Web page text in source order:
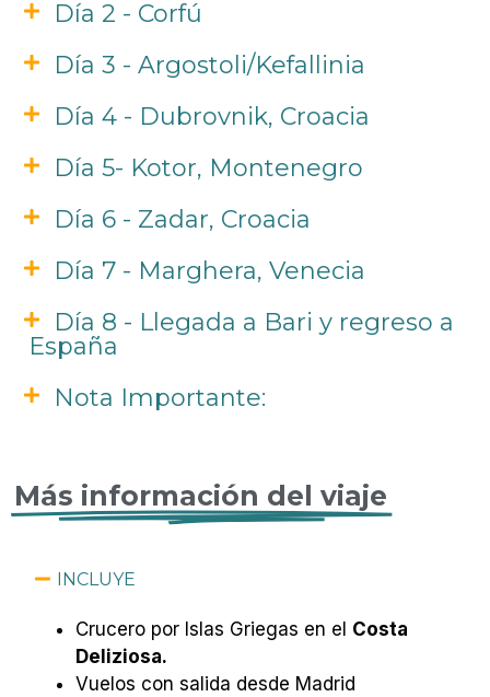
Día 2 - Corfú
Día 3 - Argostoli/Kefallinia
Día 4 - Dubrovnik, Croacia
Día 5- Kotor, Montenegro
Día 6 - Zadar, Croacia
Día 7 - Marghera, Venecia
Día 8 - Llegada a Bari y regreso a
España
Nota Importante:
Más información del viaje
INCLUYE
Crucero por Islas Griegas en el Costa
Deliziosa.
Vuelos con salida desde Madrid